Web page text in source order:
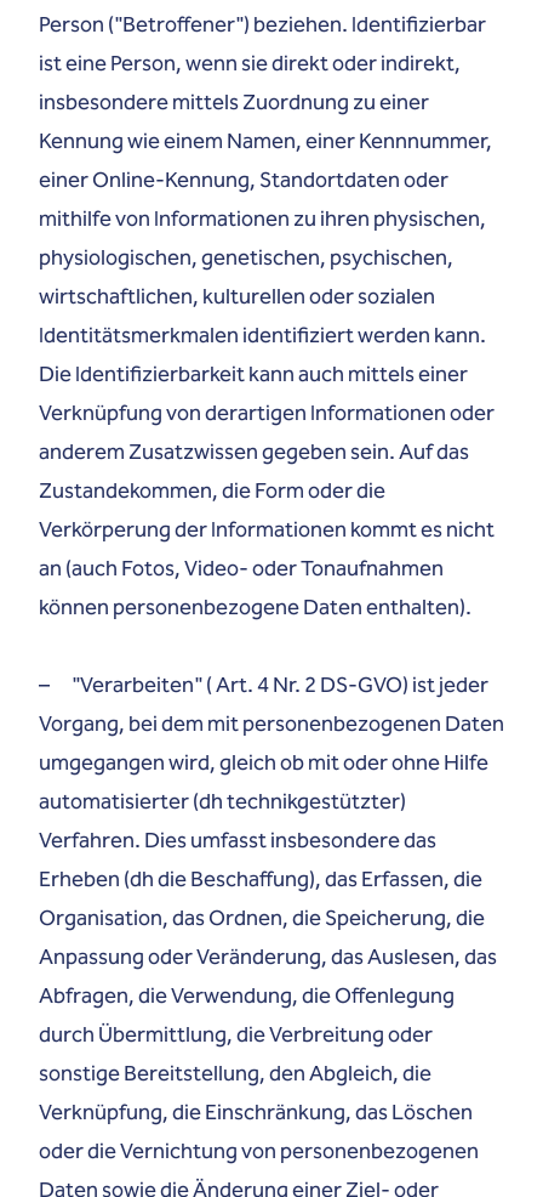
Person ("Betroffener") beziehen. Identifizierbar
ist eine Person, wenn sie direkt oder indirekt,
insbesondere mittels Zuordnung zu einer
Kennung wie einem Namen, einer Kennnummer,
einer Online-Kennung, Standortdaten oder
mithilfe von Informationen zu ihren physischen,
physiologischen, genetischen, psychischen,
wirtschaftlichen, kulturellen oder sozialen
Identitätsmerkmalen identifiziert werden kann.
Die Identifizierbarkeit kann auch mittels einer
Verknüpfung von derartigen Informationen oder
anderem Zusatzwissen gegeben sein. Auf das
Zustandekommen, die Form oder die
Verkörperung der Informationen kommt es nicht
an (auch Fotos, Video- oder Tonaufnahmen
können personenbezogene Daten enthalten).
– "Verarbeiten" ( Art. 4 Nr. 2 DS-GVO) ist jeder
Vorgang, bei dem mit personenbezogenen Daten
umgegangen wird, gleich ob mit oder ohne Hilfe
automatisierter (dh technikgestützter)
Verfahren. Dies umfasst insbesondere das
Erheben (dh die Beschaffung), das Erfassen, die
Organisation, das Ordnen, die Speicherung, die
Anpassung oder Veränderung, das Auslesen, das
Abfragen, die Verwendung, die Offenlegung
durch Übermittlung, die Verbreitung oder
sonstige Bereitstellung, den Abgleich, die
Verknüpfung, die Einschränkung, das Löschen
oder die Vernichtung von personenbezogenen
Daten sowie die Änderung einer Ziel- oder